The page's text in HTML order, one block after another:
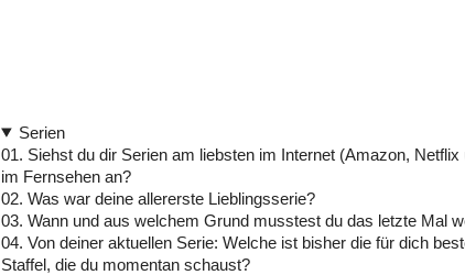
Serien
01. Siehst du dir Serien am liebsten im Internet (Amazon,
im Fernsehen an?
02. Was war deine allererste Lieblingsserie?
03. Wann und aus welchem Grund musstest du das letzte Mal
04. Von deiner aktuellen Serie: Welche ist bisher die für dich
Staffel, die du momentan schaust?